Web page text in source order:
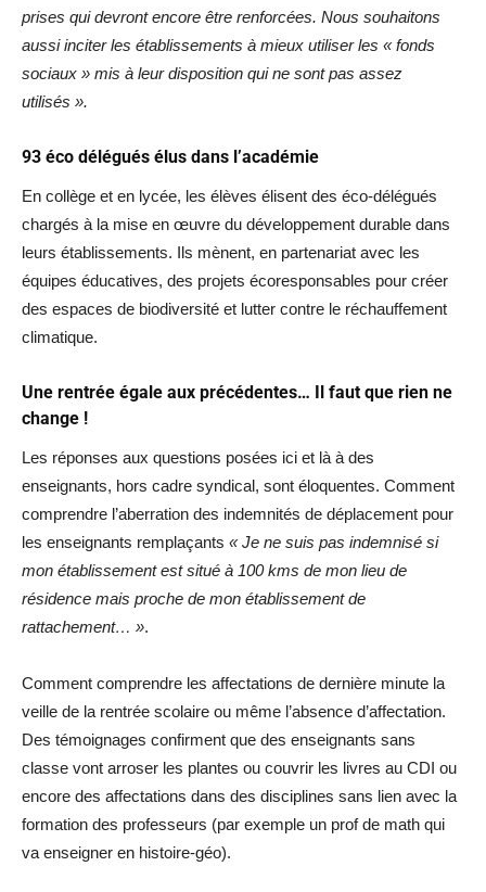
prises qui devront encore être renforcées. Nous souhaitons
aussi inciter les établissements à mieux utiliser les « fonds
sociaux » mis à leur disposition qui ne sont pas assez
utilisés ».
93 éco délégués élus dans l’académie
En collège et en lycée, les élèves élisent des éco-délégués
chargés à la mise en œuvre du développement durable dans
leurs établissements. Ils mènent, en partenariat avec les
équipes éducatives, des projets écoresponsables pour créer
des espaces de biodiversité et lutter contre le réchauffement
climatique.
Une rentrée égale aux précédentes… Il faut que rien ne
change !
Les réponses aux questions posées ici et là à des
enseignants, hors cadre syndical, sont éloquentes. Comment
comprendre l’aberration des indemnités de déplacement pour
les enseignants remplaçants « Je ne suis pas indemnisé si
mon établissement est situé à 100 kms de mon lieu de
résidence mais proche de mon établissement de
rattachement… ».
Comment comprendre les affectations de dernière minute la
veille de la rentrée scolaire ou même l’absence d’affectation.
Des témoignages confirment que des enseignants sans
classe vont arroser les plantes ou couvrir les livres au CDI ou
encore des affectations dans des disciplines sans lien avec la
formation des professeurs (par exemple un prof de math qui
va enseigner en histoire-géo).